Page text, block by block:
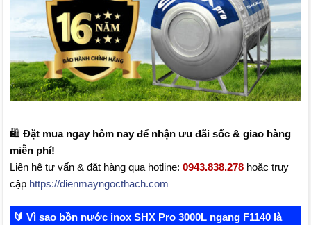
🛍️ Đặt mua ngay hôm nay để nhận ưu đãi sốc & giao hàng
miễn phí!
Liên hệ tư vấn & đặt hàng qua hotline: 0943.838.278hoặc truy
cập https://dienmayngocthach.com
🔰 Vì sao bồn nước inox SHX Pro 3000L ngang F1140 là